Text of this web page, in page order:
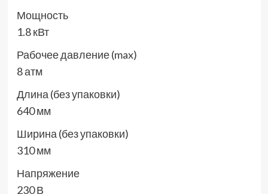
Мощность
1.8 кВт
Рабочее давление (max)
8 атм
Длина (без упаковки)
640 мм
Ширина (без упаковки)
310 мм
Напряжение
230 В